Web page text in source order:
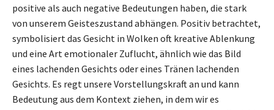
positive als auch negative Bedeutungen haben, die stark
von unserem Geisteszustand abhängen. Positiv betrachtet,
symbolisiert das Gesicht in Wolken oft kreative Ablenkung
und eine Art emotionaler Zuflucht, ähnlich wie das Bild
eines lachenden Gesichts oder eines Tränen lachenden
Gesichts. Es regt unsere Vorstellungskraft an und kann
Bedeutung aus dem Kontext ziehen, in dem wir es